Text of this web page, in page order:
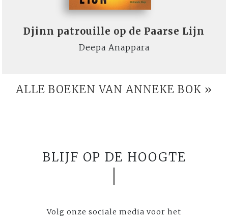
Djinn patrouille op de Paarse Lijn
Deepa Anappara
ALLE BOEKEN VAN ANNEKE BOK »
BLIJF OP DE HOOGTE
Volg onze sociale media voor het